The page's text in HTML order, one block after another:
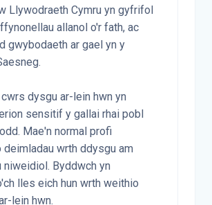
Llywodraeth Cymru yn gyfrifol
allanol o'r fath, ac
gwybodaeth ar gael yn y
dysgu ar-lein hwn yn
sensitif y gallai rhai pobl
Mae'n normal profi
deimladau wrth ddysgu am
niweidiol. Byddwch yn
lles eich hun wrth weithio
lein hwn.